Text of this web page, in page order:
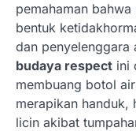
pemahaman
bentuk
dan penyelenggara
budaya respect ini
membuang botol
merapikan handuk,
licin akibat